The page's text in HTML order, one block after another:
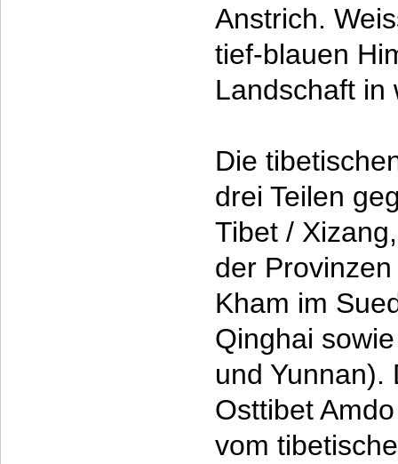
Anstrich.
tief-blauen
Landschaft in
Die
drei Teilen
Tibet /
der
Kham im
Qinghai
und Yunnan).
Osttibet
vom